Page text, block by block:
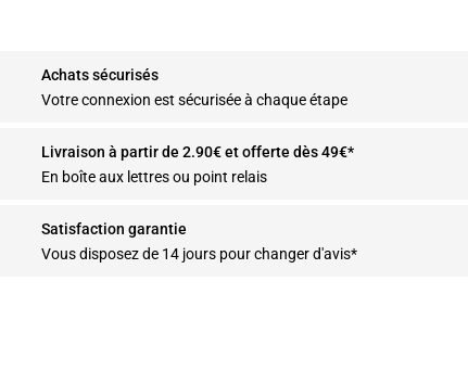
Achats sécurisés
Votre connexion est sécurisée à chaque étape
Livraison à partir de 2.90€ et offerte dès 49€*
En boîte aux lettres ou point relais
Satisfaction garantie
Vous disposez de 14 jours pour changer d'avis*